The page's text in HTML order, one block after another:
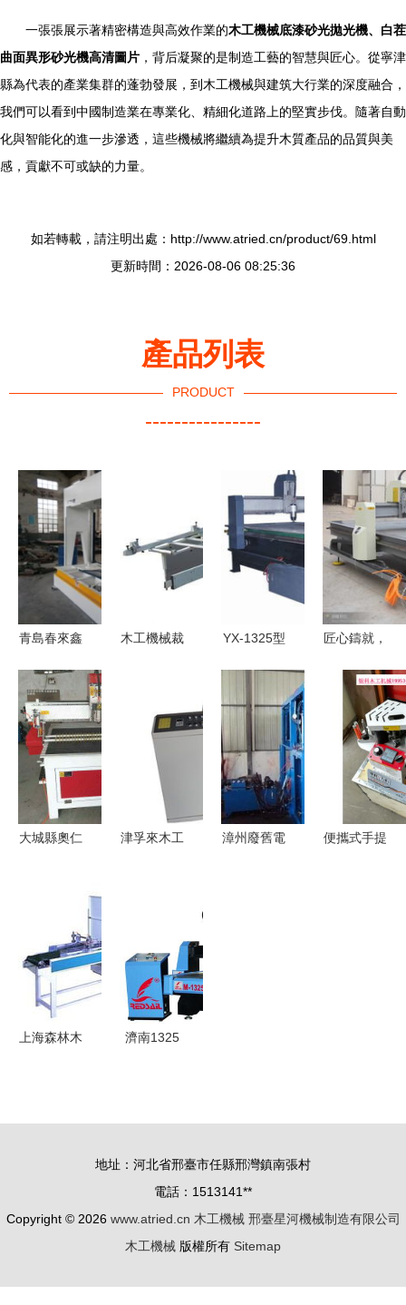
一張張展示著精密構造與高效作業的木工機械底漆砂光拋光機、白茬
曲面異形砂光機高清圖片 ，背后凝聚的是制造工藝的智慧與匠心。從寧津
縣為代表的產業集群的蓬勃發展，到木工機械與建筑大行業的深度融合，
我們可以看到中國制造業在專業化、精細化道路上的堅實步伐。隨著自動
化與智能化的進一步滲透，這些機械將繼續為提升木質產品的品質與美
感，貢獻不可或缺的力量。
如若轉載，請注明出處：http://www.atried.cn/product/69.html
更新時間：2026-08-06 08:25:36
產品列表
PRODUCT
----------------
青島春來鑫
高效與可靠
的木材加工
利器
木工機械裁
指南
YX-1325型
玉璽數控的
匠心之作
匠心鑄就，
——北京燕
雕數控機械
有限公司與
燕雕木工雕
刻機
大城縣奧仁
械
津孚來木工
行業創新發
展
漳州廢舊電
便攜式手提
上海森林木
濟南1325
南
地址：河北省邢臺市任縣邢灣鎮南張村
電話：1513141**
Copyright © 2026 www.atried.cn 木工機械 邢臺星河機械制造有限公司
木工機械 版權所有 Sitemap